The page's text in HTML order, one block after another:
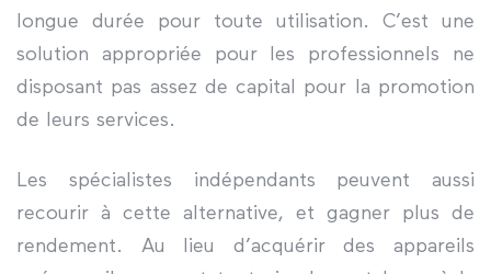
longue durée pour toute utilisation. C’est une
solution appropriée pour les professionnels ne
disposant pas assez de capital pour la promotion
de leurs services.
Les spécialistes indépendants peuvent aussi
recourir à cette alternative, et gagner plus de
rendement. Au lieu d’acquérir des appareils